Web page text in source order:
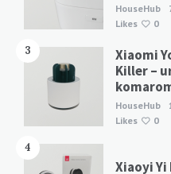
HouseHub
Likes
0
3
Xiaomi
Killer –
HouseHub
Likes
0
4
Xiaoyi Yi